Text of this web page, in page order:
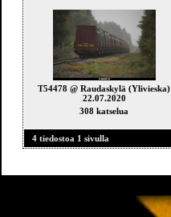
T54478 @ Raudaskylä (Ylivieska)
22.07.2020
308 katselua
4 tiedostoa 1 sivulla